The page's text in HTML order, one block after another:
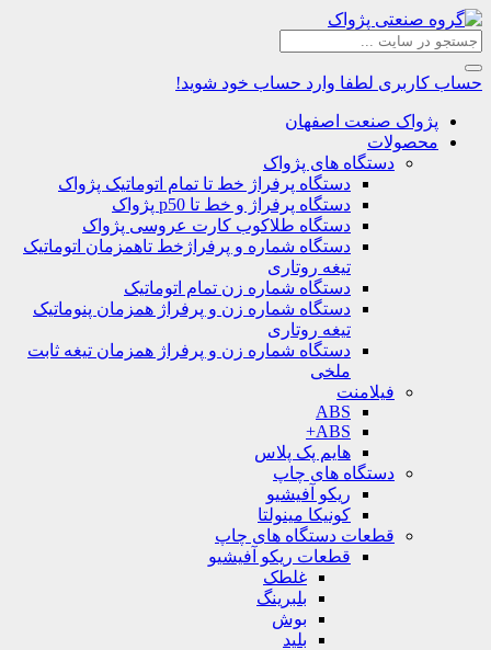
حساب کاربری لطفا وارد حساب خود شوید!
پژواک صنعت اصفهان
محصولات
دستگاه های پژواک
دستگاه پرفراژ خط تا تمام اتوماتیک پژواک
دستگاه پرفراژ و خط تا p50 پژواک
دستگاه طلاکوب کارت عروسی پژواک
دستگاه شماره و پرفراژخط تاهمزمان اتوماتیک
تیغه روتاری
دستگاه شماره زن تمام اتوماتیک
دستگاه شماره زن و پرفراژ همزمان پنوماتیک
تیغه روتاری
دستگاه شماره زن و پرفراژ همزمان تیغه ثابت
ملخی
فیلامنت
ABS
ABS+
هایم پک پلاس
دستگاه های چاپ
ریکو آفیشیو
کونیکا مینولتا
قطعات دستگاه های چاپ
قطعات ریکو آفیشیو
غلطک
بلبرینگ
بوش
بلید